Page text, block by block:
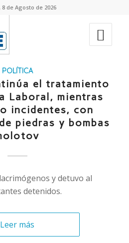
8 de Agosto de 2026
POLÍTICA
el tratamiento
Laboral, mientras
incidentes, con
piedras y bombas
y detuvo al
detenidos.
Leer más